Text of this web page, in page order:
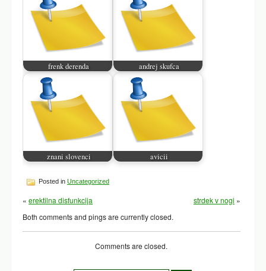
frenk derenda andrej skufca
znani slovenci avicii
Posted inUncategorized
«erektilna disfunkcija strdek v nogi »
Both comments and pings are currently closed.
Comments are closed.